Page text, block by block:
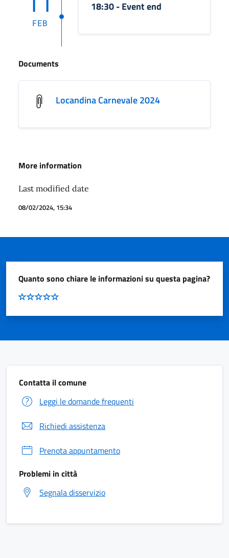
FEB
18:30 - Event end
Documents
Locandina Carnevale 2024
More information
Last modified date
08/02/2024, 15:34
Quanto sono chiare le informazioni su questa pagina?
Contatta il comune
Leggi le domande frequenti
Richiedi assistenza
Prenota appuntamento
Problemi in città
Segnala disservizio